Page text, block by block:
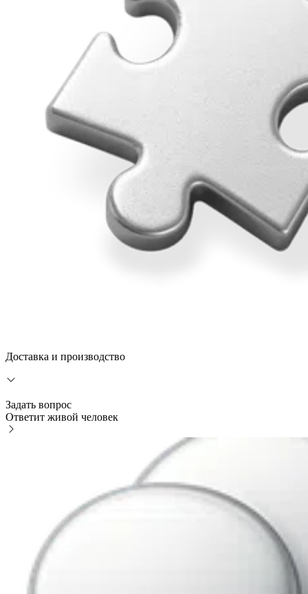
Доставка и производство
Задать вопрос
Ответит живой человек